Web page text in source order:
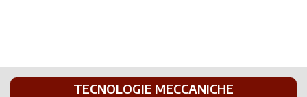
TECNOLOGIE MECCANICHE